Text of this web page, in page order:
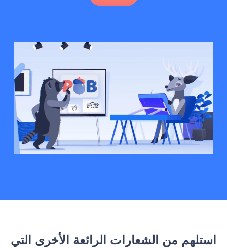
استلهم من الشعارات الرائعة الأخرى التي